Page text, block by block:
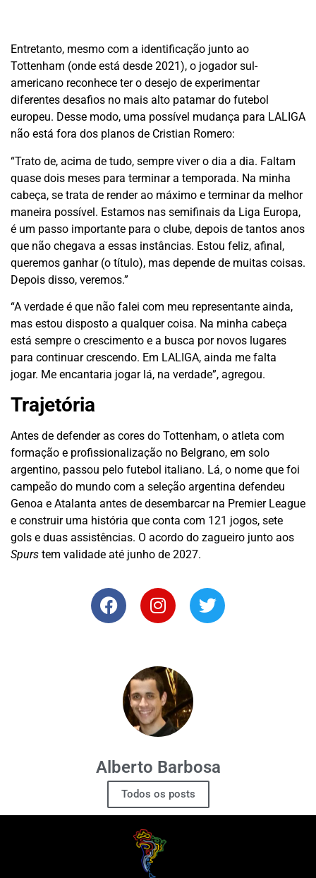
Entretanto, mesmo com a identificação junto ao
Tottenham (onde está desde 2021), o jogador sul-
americano reconhece ter o desejo de experimentar
diferentes desafios no mais alto patamar do futebol
europeu. Desse modo, uma possível mudança para LALIGA
não está fora dos planos de Cristian Romero:
“Trato de, acima de tudo, sempre viver o dia a dia. Faltam
quase dois meses para terminar a temporada. Na minha
cabeça, se trata de render ao máximo e terminar da melhor
maneira possível. Estamos nas semifinais da Liga Europa,
é um passo importante para o clube, depois de tantos anos
que não chegava a essas instâncias. Estou feliz, afinal,
queremos ganhar (o título), mas depende de muitas coisas.
Depois disso, veremos.”
“A verdade é que não falei com meu representante ainda,
mas estou disposto a qualquer coisa. Na minha cabeça
está sempre o crescimento e a busca por novos lugares
para continuar crescendo. Em LALIGA, ainda me falta
jogar. Me encantaria jogar lá, na verdade”, agregou.
Trajetória
Antes de defender as cores do Tottenham, o atleta com
formação e profissionalização no Belgrano, em solo
argentino, passou pelo futebol italiano. Lá, o nome que foi
campeão do mundo com a seleção argentina defendeu
Genoa e Atalanta antes de desembarcar na Premier League
e construir uma história que conta com 121 jogos, sete
gols e duas assistências. O acordo do zagueiro junto aos
Spurs tem validade até junho de 2027.
Alberto Barbosa
Todos os posts